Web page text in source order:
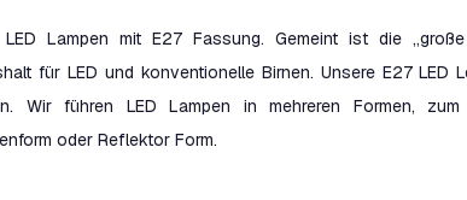
Lampen mit E27 Fassung. Gemeint ist die
für LED und konventionelle Birnen. Unsere E27 LED
Wir führen LED Lampen in mehreren Formen, zum
oder Reflektor Form.